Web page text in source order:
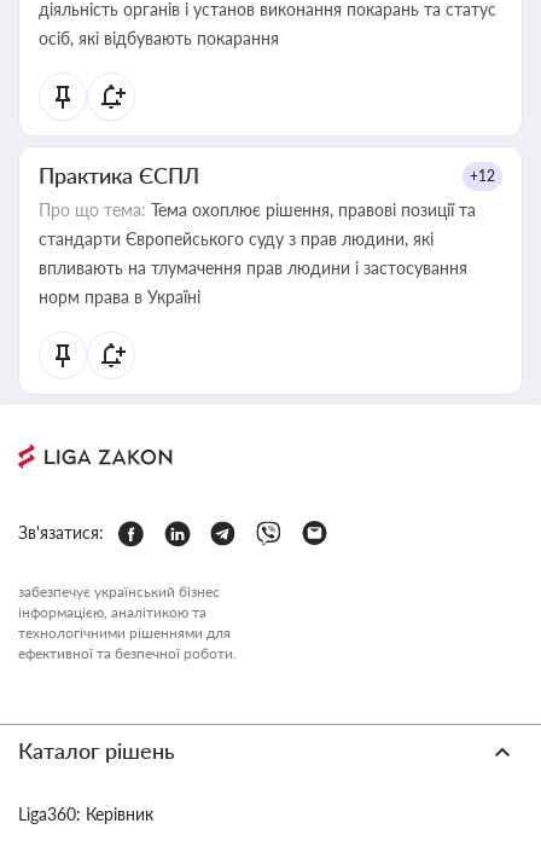
діяльність органів і установ виконання покарань та статус
осіб, які відбувають покарання
Практика ЄСПЛ +12
Про що тема: Тема охоплює рішення, правові позиції та
стандарти Європейського суду з прав людини, які
впливають на тлумачення прав людини і застосування
норм права в Україні
Зв'язатися:
забезпечує український бізнес
інформацією, аналітикою та
технологічними рішеннями для
ефективної та безпечної роботи.
Каталог рішень
Liga360: Керівник